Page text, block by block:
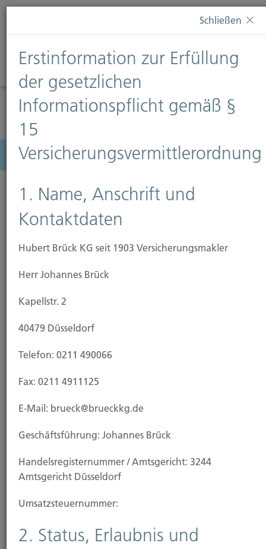
Diese Webseite verwendet Cookies. Wenn Sie weiterhin
Informationen finden Sie auf unserer SeiteDatenschutz
Diese Nachricht nicht erneut anzeigen
Menü
Impressum
Angaben gemäß § 5 TMG:
Hubert Brück GmbH & Co. KG
Kapellstraße 2
40479 Düsseldorf
Vertreten durch:
die persönlich haftende Gesellschafterin
13549,
Die wiederum vertreten durch die Geschäftsführer
Johannes Brück und Hartmut Goebel.
Kapellstraße 2
Schließen
Erstinformation zur Erfüllung
der gesetzlichen
Informationspflicht gemäß §
15
Versicherungsvermittlerordnung
1. Name, Anschrift und
Kontaktdaten
Hubert Brück KG seit 1903 Versicherungsmakler
Herr Johannes Brück
Kapellstr. 2
40479 Düsseldorf
Telefon: 0211 490066
Fax: 0211 4911125
E-Mail: brueck@brueckkg.de
Geschäftsführung: Johannes Brück
Handels­registernummer / Amtsgericht: 3244
Amtsgericht Düsseldorf
Umsatzsteuer­nummer:
2. Status, Erlaubnis und